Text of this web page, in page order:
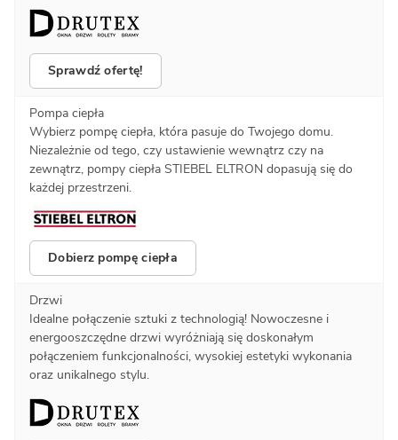
Sprawdź ofertę!
Pompa ciepła
Wybierz pompę ciepła, która pasuje do Twojego domu.
Niezależnie od tego, czy ustawienie wewnątrz czy na
zewnątrz, pompy ciepła STIEBEL ELTRON dopasują się do
każdej przestrzeni.
Dobierz pompę ciepła
Drzwi
Idealne połączenie sztuki z technologią! Nowoczesne i
energooszczędne drzwi wyróżniają się doskonałym
połączeniem funkcjonalności, wysokiej estetyki wykonania
oraz unikalnego stylu.